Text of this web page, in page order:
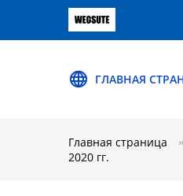
ГЛАВНАЯ
Главная страница
2020 гг.